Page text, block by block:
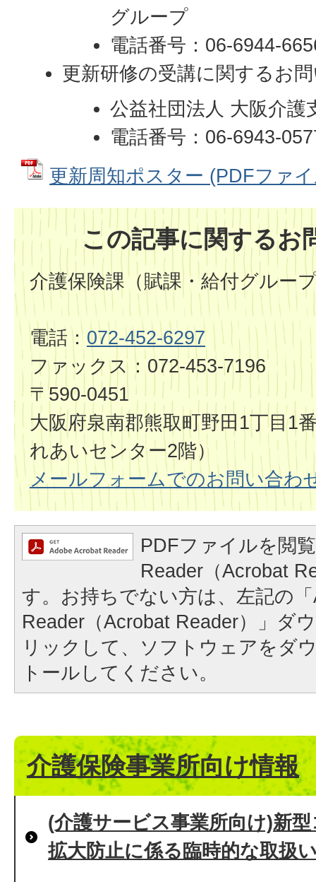
グループ
電話番号：06-6944-
更新研修の受講に関するお
公益社団法人 大阪介護
電話番号：06-6943-
更新周知ポスター (PDFファ
この記事に関するお
介護保険課（賦課・給付グルー
電話： 072-452-6297
ファックス：072-453-7196
〒590-0451
大阪府泉南郡熊取町野田1丁目1
れあいセンター2階）
メールフォームでのお問い合わ
PDFファイルを閲
Reader（Acrobat
す。お持ちでない方は、左記の
Reader（Acrobat Reader）」ダ
リックして、ソフトウェアをダ
トールしてください。
介護保険事業所向け情報
(介護サービス事業所向け)新
拡大防止に係る臨時的な取扱